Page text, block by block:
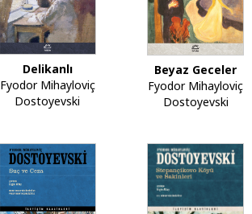
Delikanlı
Fyodor Mihayloviç
Dostoyevski
Beyaz Geceler
Fyodor Mihayloviç
Dostoyevski